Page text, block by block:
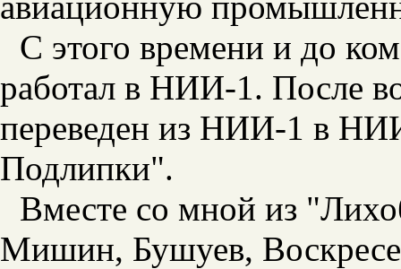
С этого времени и до
работал в НИИ-1. После
переведен из НИИ-1 в
Подлипки".
Вместе со мной из
Мишин, Бушуев,